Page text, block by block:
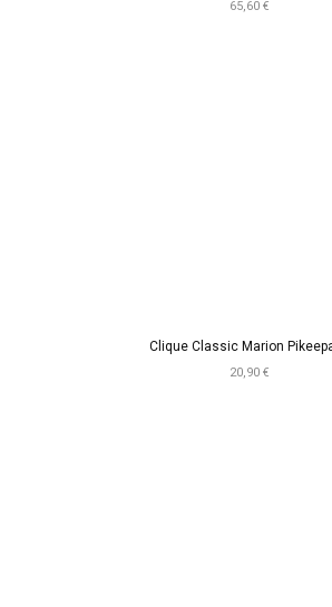
65,60 €
Clique Classic Marion
20,90 €